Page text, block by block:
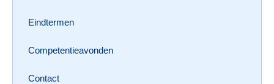
Eindtermen
Competentieavonden
Contact